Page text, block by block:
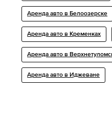
Аренда авто в Белоозерске
Аренда авто в Кременках
Аренда авто в
Аренда авто в Иджеване